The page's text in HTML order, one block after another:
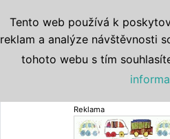
Reklama
Tento web používá k
reklam a analýze návštěvnosti
tohoto webu s tím